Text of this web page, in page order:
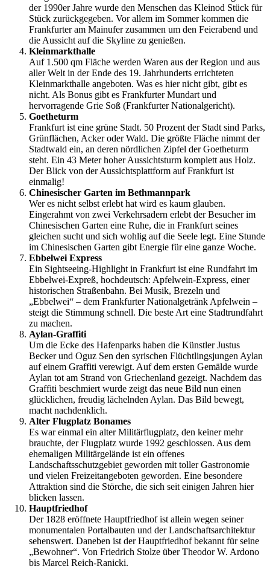
der 1990er Jahre wurde den Menschen das Kleinod Stück für
Stück zurückgegeben. Vor allem im Sommer kommen die
Frankfurter am Mainufer zusammen um den Feierabend und
die Aussicht auf die Skyline zu genießen.
Kleinmarkthalle
Auf 1.500 qm Fläche werden Waren aus der Region und aus
aller Welt in der Ende des 19. Jahrhunderts errichteten
Kleinmarkthalle angeboten. Was es hier nicht gibt, gibt es
nicht. Als Bonus gibt es Frankfurter Mundart und
hervorragende Grie Soß (Frankfurter Nationalgericht).
Goetheturm
Frankfurt ist eine grüne Stadt. 50 Prozent der Stadt sind Parks,
Grünflächen, Acker oder Wald. Die größte Fläche nimmt der
Stadtwald ein, an deren nördlichen Zipfel der Goetheturm
steht. Ein 43 Meter hoher Aussichtsturm komplett aus Holz.
Der Blick von der Aussichtsplattform auf Frankfurt ist
einmalig!
Chinesischer Garten im Bethmannpark
Wer es nicht selbst erlebt hat wird es kaum glauben.
Eingerahmt von zwei Verkehrsadern erlebt der Besucher im
Chinesischen Garten eine Ruhe, die in Frankfurt seines
gleichen sucht und sich wohlig auf die Seele legt. Eine Stunde
im Chinesischen Garten gibt Energie für eine ganze Woche.
Ebbelwei Express
Ein Sightseeing-Highlight in Frankfurt ist eine Rundfahrt im
Ebbelwei-Expreß, hochdeutsch: Apfelwein-Express, einer
historischen Straßenbahn. Bei Musik, Brezeln und
„Ebbelwei“ – dem Frankfurter Nationalgetränk Apfelwein –
steigt die Stimmung schnell. Die beste Art eine Stadtrundfahrt
zu machen.
Aylan-Graffiti
Um die Ecke des Hafenparks haben die Künstler Justus
Becker und Oguz Sen den syrischen Flüchtlingsjungen Aylan
auf einem Graffiti verewigt. Auf dem ersten Gemälde wurde
Aylan tot am Strand von Griechenland gezeigt. Nachdem das
Graffiti beschmiert wurde zeigt das neue Bild nun einen
glücklichen, freudig lächelnden Aylan. Das Bild bewegt,
macht nachdenklich.
Alter Flugplatz Bonames
Es war einmal ein alter Militärflugplatz, den keiner mehr
brauchte, der Flugplatz wurde 1992 geschlossen. Aus dem
ehemaligen Militärgelände ist ein offenes
Landschaftsschutzgebiet geworden mit toller Gastronomie
und vielen Freizeitangeboten geworden. Eine besondere
Attraktion sind die Störche, die sich seit einigen Jahren hier
blicken lassen.
Hauptfriedhof
Der 1828 eröffnete Hauptfriedhof ist allein wegen seiner
monumentalen Portalbauten und der Landschaftsarchitektur
sehenswert. Daneben ist der Hauptfriedhof bekannt für seine
„Bewohner“. Von Friedrich Stolze über Theodor W. Ardono
bis Marcel Reich-Ranicki.